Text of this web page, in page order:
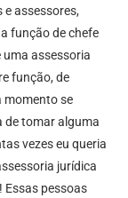
assessores,
função de chefe
uma assessoria
função, de
momento se
de tomar alguma
vezes eu queria
jurídica
Essas pessoas